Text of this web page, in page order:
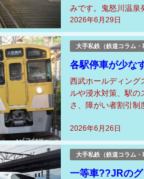
2026年6月29日
みです。鬼怒川温泉
まで111.6kmを約2
大手私鉄（鉄道コラム・
各駅停車が少な
2026年6月26日
西武ホールディング
ルや浸水対策、駅
さ、障がい者割引制
大手私鉄（鉄道コラム・
一等車??JRの